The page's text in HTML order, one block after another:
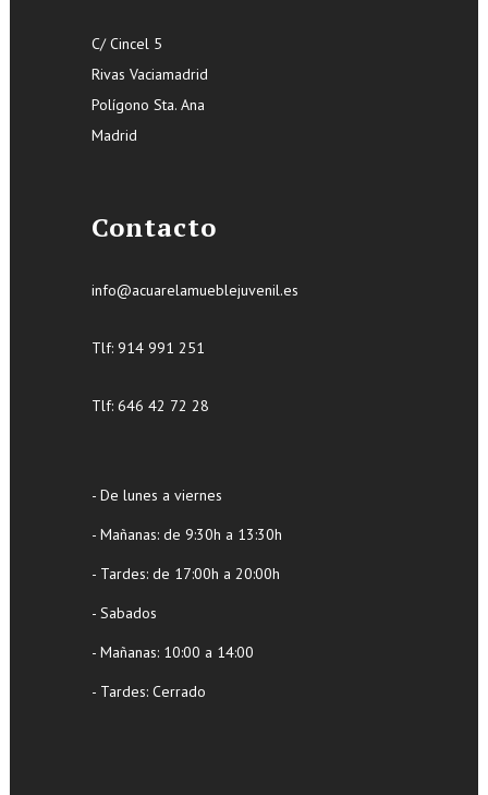
C/ Cincel 5
Rivas Vaciamadrid
Polígono Sta. Ana
Madrid
Contacto
info@acuarelamueblejuvenil.es
Tlf: 914 991 251
Tlf: 646 42 72 28
- De lunes a viernes
- Mañanas: de 9:30h a 13:30h
- Tardes: de 17:00h a 20:00h
- Sabados
- Mañanas: 10:00 a 14:00
- Tardes: Cerrado